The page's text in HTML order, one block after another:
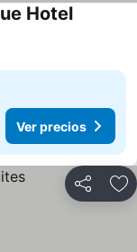
Hotel
Ver precios
Compartir